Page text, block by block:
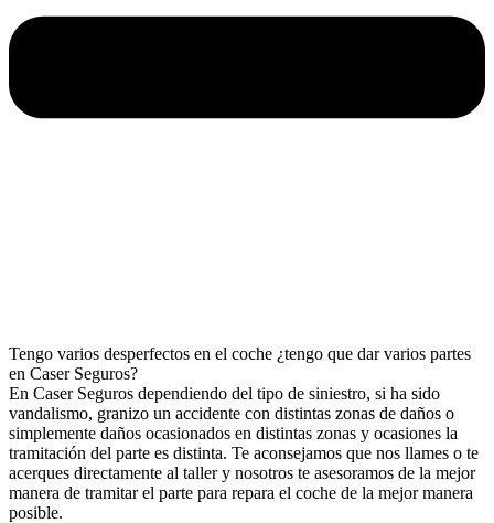
Tengo varios desperfectos en el coche ¿tengo que dar varios partes
en Caser Seguros?
En Caser Seguros dependiendo del tipo de siniestro, si ha sido
vandalismo, granizo un accidente con distintas zonas de daños o
simplemente daños ocasionados en distintas zonas y ocasiones la
tramitación del parte es distinta. Te aconsejamos que nos llames o te
acerques directamente al taller y nosotros te asesoramos de la mejor
manera de tramitar el parte para repara el coche de la mejor manera
posible.